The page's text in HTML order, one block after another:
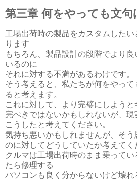
第三章 何をやっても文
工場出荷時の製品をカスタムした
ります
もちろん、製品設計の段階でより
いるのに
それに対する不満があるわけです。
そう考えると、私たちが何をやっ
ると考えます。
これに対して、より完璧にしようと
完ぺきではないかもしれないが、
こうしたと考えてください。
気持ち悪いかもしれませんが、そ
のに対してどうしていたか考えてく
クルマは工場出荷時のまま乗って
たら修理する
パソコンも良く分からないけど壊れ